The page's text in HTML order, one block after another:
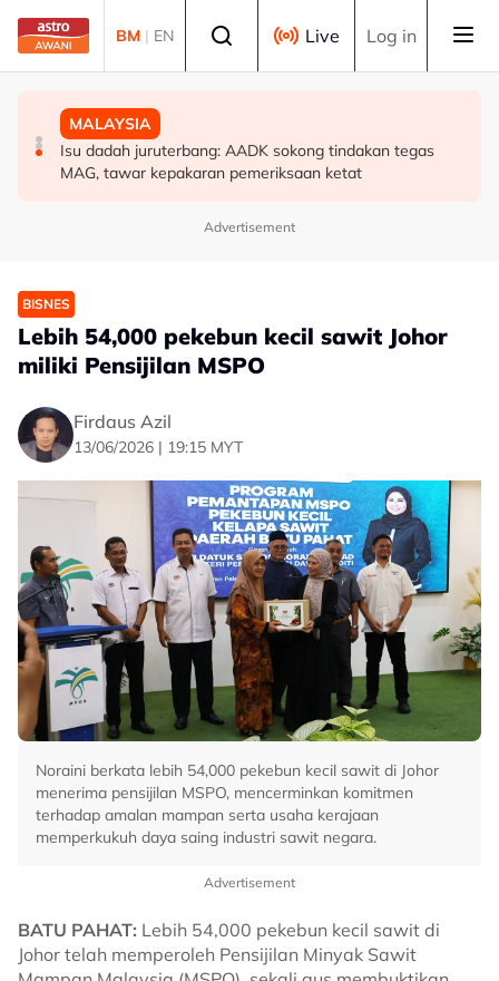
Skip to main content
BM | EN Live Log in
POLITIK
'Pihak ketiga' jangan ganggu usaha persefahaman parti
Melayu - Asyraf Wajdi
MALAYSIA
RCI Tabung Haji: SPRM, PDRM, LHDN mula 'gempur'
individu terlibat siasatan
MALAYSIA
Isu dadah juruterbang: AADK sokong tindakan tegas
MAG, tawar kepakaran pemeriksaan ketat
Advertisement
BISNES
Lebih 54,000 pekebun kecil sawit Johor
miliki Pensijilan MSPO
Firdaus Azil
13/06/2026 | 19:15 MYT
Noraini berkata lebih 54,000 pekebun kecil sawit di Johor
menerima pensijilan MSPO, mencerminkan komitmen
terhadap amalan mampan serta usaha kerajaan
memperkukuh daya saing industri sawit negara.
Advertisement
BATU PAHAT: Lebih 54,000 pekebun kecil sawit di
Johor telah memperoleh Pensijilan Minyak Sawit